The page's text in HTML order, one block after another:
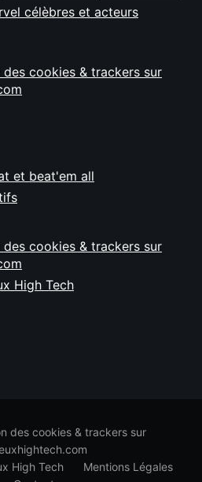
célèbres et acteurs
cookies & trackers sur
et beat'em all
cookies & trackers sur
High Tech
des cookies & trackers sur
High Tech
Mentions Légales